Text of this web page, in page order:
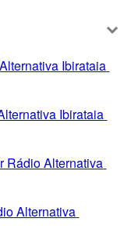
Ibirataia
Ibirataia
Rádio Alternativa
Alternativa